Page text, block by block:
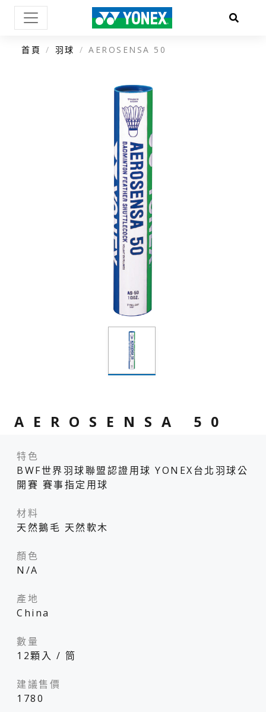
首頁 羽球 AEROSENSA 50
AEROSENSA 50
特色
BWF世界羽球聯盟認證用球 YONEX台北羽球公
開賽 賽事指定用球
材料
天然鵝毛 天然軟木
顏色
N/A
產地
China
數量
12顆入 / 筒
建議售價
1780